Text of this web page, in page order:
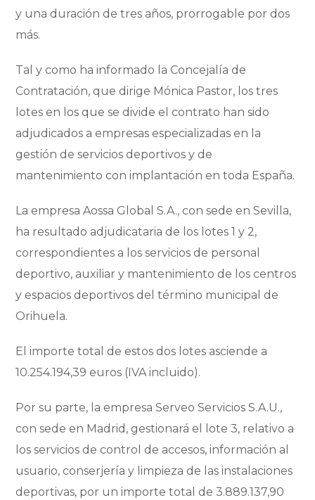
y una duración de tres años, prorrogable por dos
más.
Tal y como ha informado la Concejalía de
Contratación, que dirige Mónica Pastor, los tres
lotes en los que se divide el contrato han sido
adjudicados a empresas especializadas en la
gestión de servicios deportivos y de
mantenimiento con implantación en toda España.
La empresa Aossa Global S.A., con sede en Sevilla,
ha resultado adjudicataria de los lotes 1 y 2,
correspondientes a los servicios de personal
deportivo, auxiliar y mantenimiento de los centros
y espacios deportivos del término municipal de
Orihuela.
El importe total de estos dos lotes asciende a
10.254.194,39 euros (IVA incluido).
Por su parte, la empresa Serveo Servicios S.A.U.,
con sede en Madrid, gestionará el lote 3, relativo a
los servicios de control de accesos, información al
usuario, conserjería y limpieza de las instalaciones
deportivas, por un importe total de 3.889.137,90